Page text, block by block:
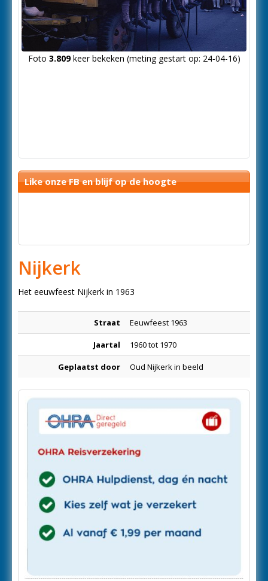
Foto 3.809keer bekeken (meting gestart op: 24-04-16)
Like onze FB en blijf op de hoogte
Nijkerk
Het eeuwfeest Nijkerk in 1963
Straat Eeuwfeest 1963
Jaartal 1960 tot 1970
Geplaatst door Oud Nijkerk in beeld